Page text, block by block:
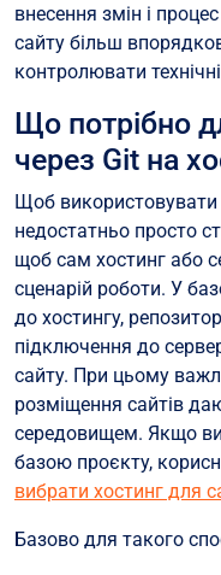
внесення змін і
сайту більш
контролювати
Що потрібно
через Git на
Щоб використовувати
недостатньо просто
щоб сам хостинг або
сценарій роботи. У
до хостингу,
підключення до
сайту. При цьому
розміщення сайтів
середовищем. Якщо
базою проєкту,
вибрати хостинг для
Базово для такого